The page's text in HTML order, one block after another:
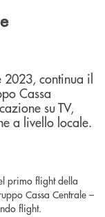
continua il
Cassa
su TV,
a livello locale.
primo flight della
Cassa Centrale –
flight.